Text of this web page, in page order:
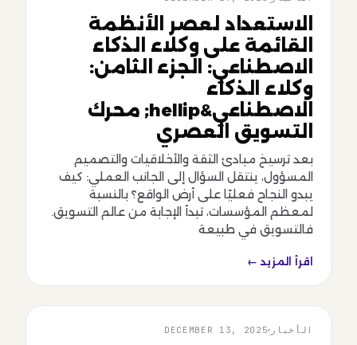
الاستعداد لعصر الأنظمة
القائمة على وكلاء الذكاء
الاصطناعي: الجزء الثامن:
وكلاء الذكاء
الاصطناعي&hellip; محرك
التسويق العصري
بعد ترسيخ مبادئ الثقة والأخلاقيات والتصميم
المسؤول، ينتقل السؤال إلى الجانب العملي: كيف
يبدو النجاح فعليًا على أرض الواقع؟ بالنسبة
لمعظم المؤسسات، تبدأ الإجابة من عالم التسويق.
فالتسويق في طبيعة
اقرأ المزيد ←
الأخبار DECEMBER 13, 2025